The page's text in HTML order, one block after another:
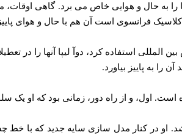
به حال و هوایی خاص می برد. گاهی اوقات،
کلاسیک فرانسوی است آن هم با حال و هوای
المللی استفاده کرد، دوآ لیپا آنها را در
را به پاییز بیاورد.
اول، و از راه دور، زمانی بود که او یک
می شد. او در کنار مدل سازی سایه جدید که